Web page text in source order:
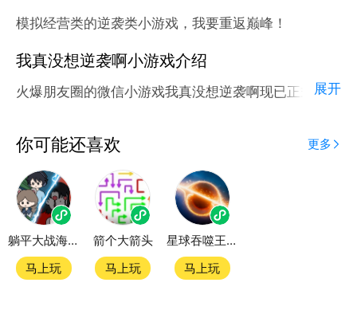
模拟经营类的逆袭类小游戏，我要重返巅峰！
我真没想逆袭啊小游戏介绍
火爆朋友圈的微信小游戏我真没想逆袭啊现已正式登陆
应用宝为腾讯官方游戏平台，收录海量正版授权的高热
度精品小游戏。直接搜索或者在小游戏 tab 发现热门
我真没想逆袭啊小游戏双平台畅玩
官方授权，在电脑上和手机上双端都能直接畅玩微信小
游戏
展开
你可能还喜欢 更多
躺平大战海王2026
马上玩
箭个大箭头
马上玩
星球吞噬王者
马上玩